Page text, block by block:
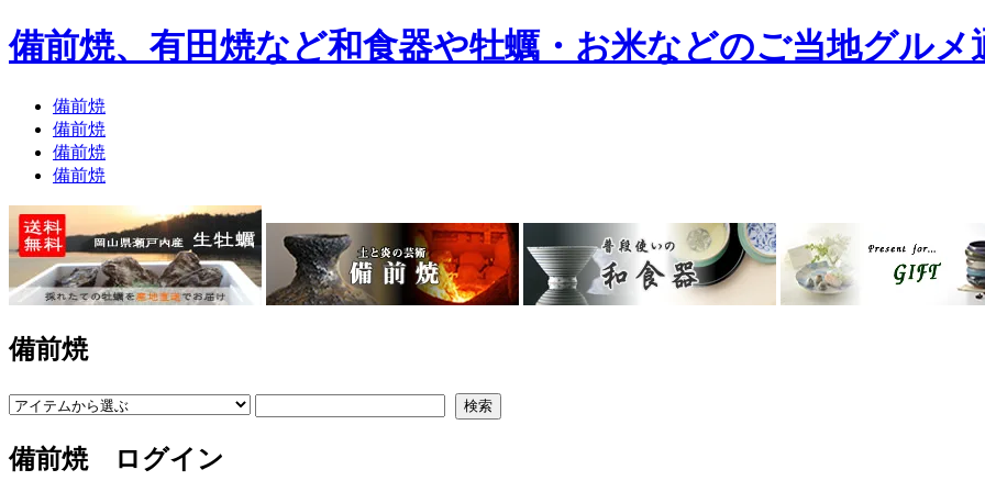
備前焼、有田焼など和食器や牡蠣・お米などのご当地グルメ
備前焼
備前焼
備前焼
備前焼
備前焼
備前焼 ログイン